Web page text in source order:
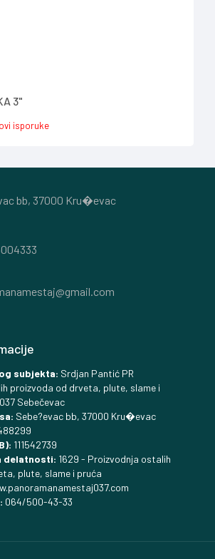
3"
isporuke
bb, 37000 Kru�evac
subjekta: Srdjan Pantić PR
proizvoda od drveta, plute, slame i
Sebečevac
Sebe?evac bb, 37000 Kru�evac
111542739
delatnosti: 1629 - Proizvodnja ostalih
plute, slame i pruća
064/500-43-33